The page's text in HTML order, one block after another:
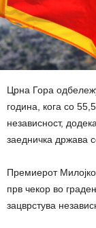
Црна Гора
година, кога со
независност,
заедничка држава
Премиерот
прв чекор во
зацврстува